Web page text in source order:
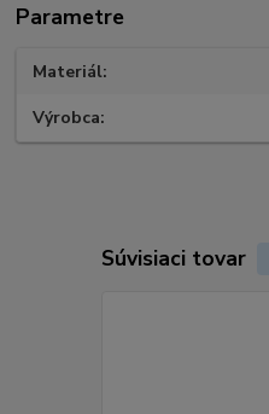
Parametre
Materiál
Výrobca
Súvisiaci tovar